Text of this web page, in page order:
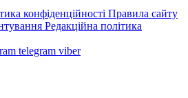
конфіденційності Правила сайту
Редакційна політика
telegram viber